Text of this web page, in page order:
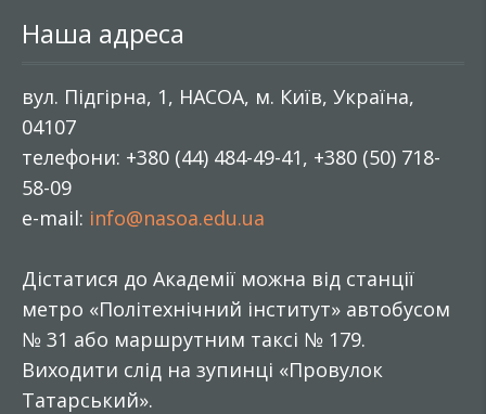
Наша адреса
вул. Підгірна, 1, НАСОА, м. Київ, Україна,
04107
телефони: +380 (44) 484-49-41, +380 (50) 718-
58-09
e-mail: info@nasoa.edu.ua
Дістатися до Академії можна від станції
метро «Політехнічний інститут» автобусом
№ 31 або маршрутним таксі № 179.
Виходити слід на зупинці «Провулок
Татарський».